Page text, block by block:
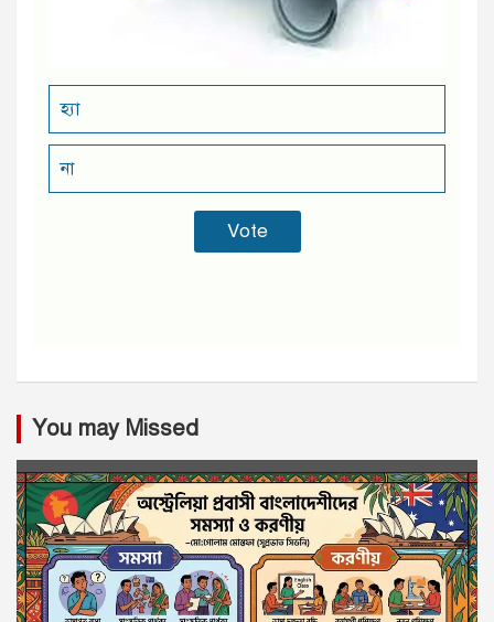
হ্যা
না
You may Missed